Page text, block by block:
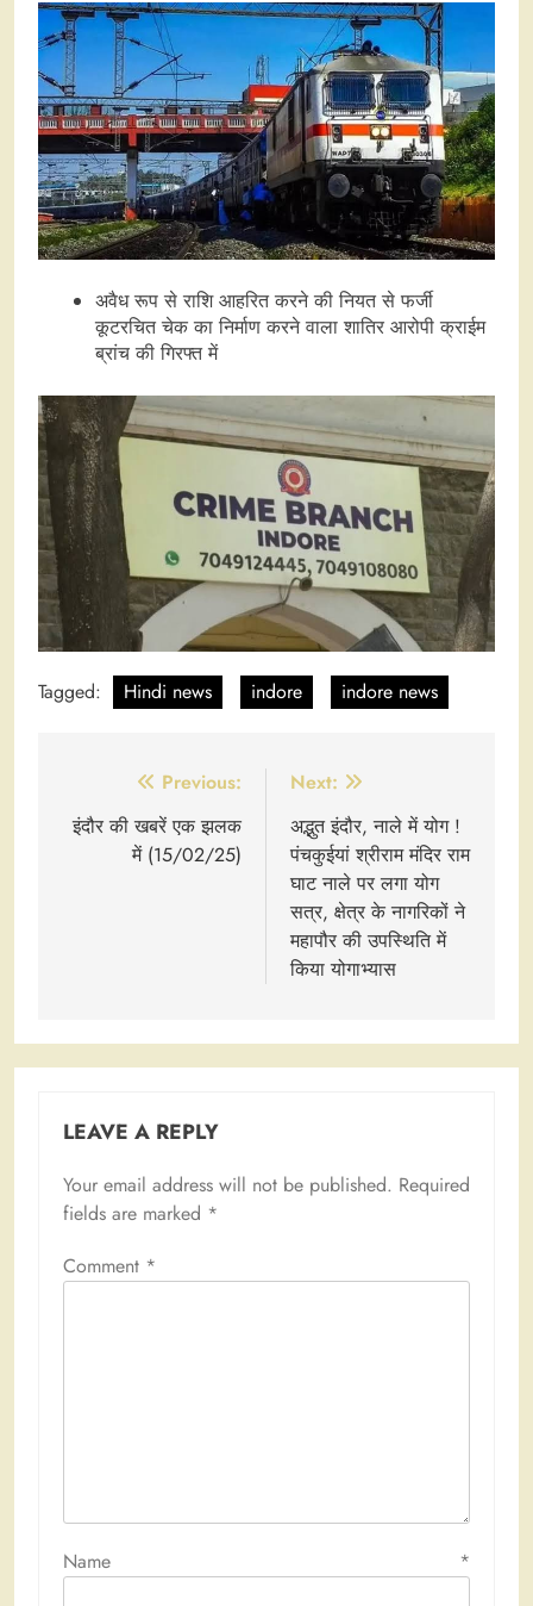
अवैध रूप से राशि आहरित करने की नियत से फर्जी
कूटरचित चेक का निर्माण करने वाला शातिर आरोपी क्राईम
ब्रांच की गिरफ्त में
Tagged: Hindi news indore indore news
navigation
Previous:
इंदौर की खबरें एक झलक
में (15/02/25)
Next:
अद्भुत इंदौर, नाले में योग !
पंचकुईयां श्रीराम मंदिर राम
घाट नाले पर लगा योग
सत्र, क्षेत्र के नागरिकों ने
महापौर की उपस्थिति में
किया योगाभ्यास
LEAVE A REPLY
Your email address will not be published. Required
fields are marked *
Comment *
Name *